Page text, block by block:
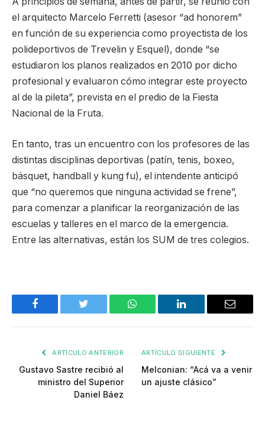
el arquitecto Marcelo Ferretti (asesor “ad honorem”
en función de su experiencia como proyectista de los
polideportivos de Trevelin y Esquel), donde “se
estudiaron los planos realizados en 2010 por dicho
profesional y evaluaron cómo integrar este proyecto
al de la pileta”, prevista en el predio de la Fiesta
Nacional de la Fruta.
En tanto, tras un encuentro con los profesores de las
distintas disciplinas deportivas (patín, tenis, boxeo,
básquet, handball y kung fu), el intendente anticipó
que “no queremos que ninguna actividad se frene”,
para comenzar a planificar la reorganización de las
escuelas y talleres en el marco de la emergencia.
Entre las alternativas, están los SUM de tres colegios.
Facebook Twitter WhatsApp LinkedIn Email
ARTÍCULO ANTERIOR
Gustavo Sastre recibió al
ministro del Superior
Daniel Báez
ARTÍCULO SIGUIENTE
Melconian: “Acá va a venir
un ajuste clásico”